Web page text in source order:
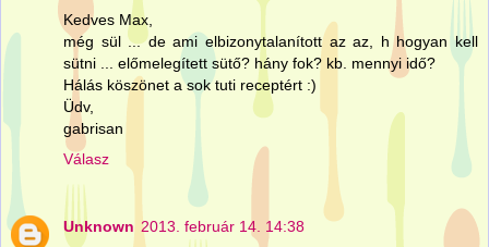
Kedves Max,
még sül ... de ami elbizonytalanított az az, h hogyan kell
sütni ... előmelegített sütő? hány fok? kb. mennyi idő?
Hálás köszönet a sok tuti receptért :)
Üdv,
gabrisan
Válasz
Unknown 2013. február 14. 14:38